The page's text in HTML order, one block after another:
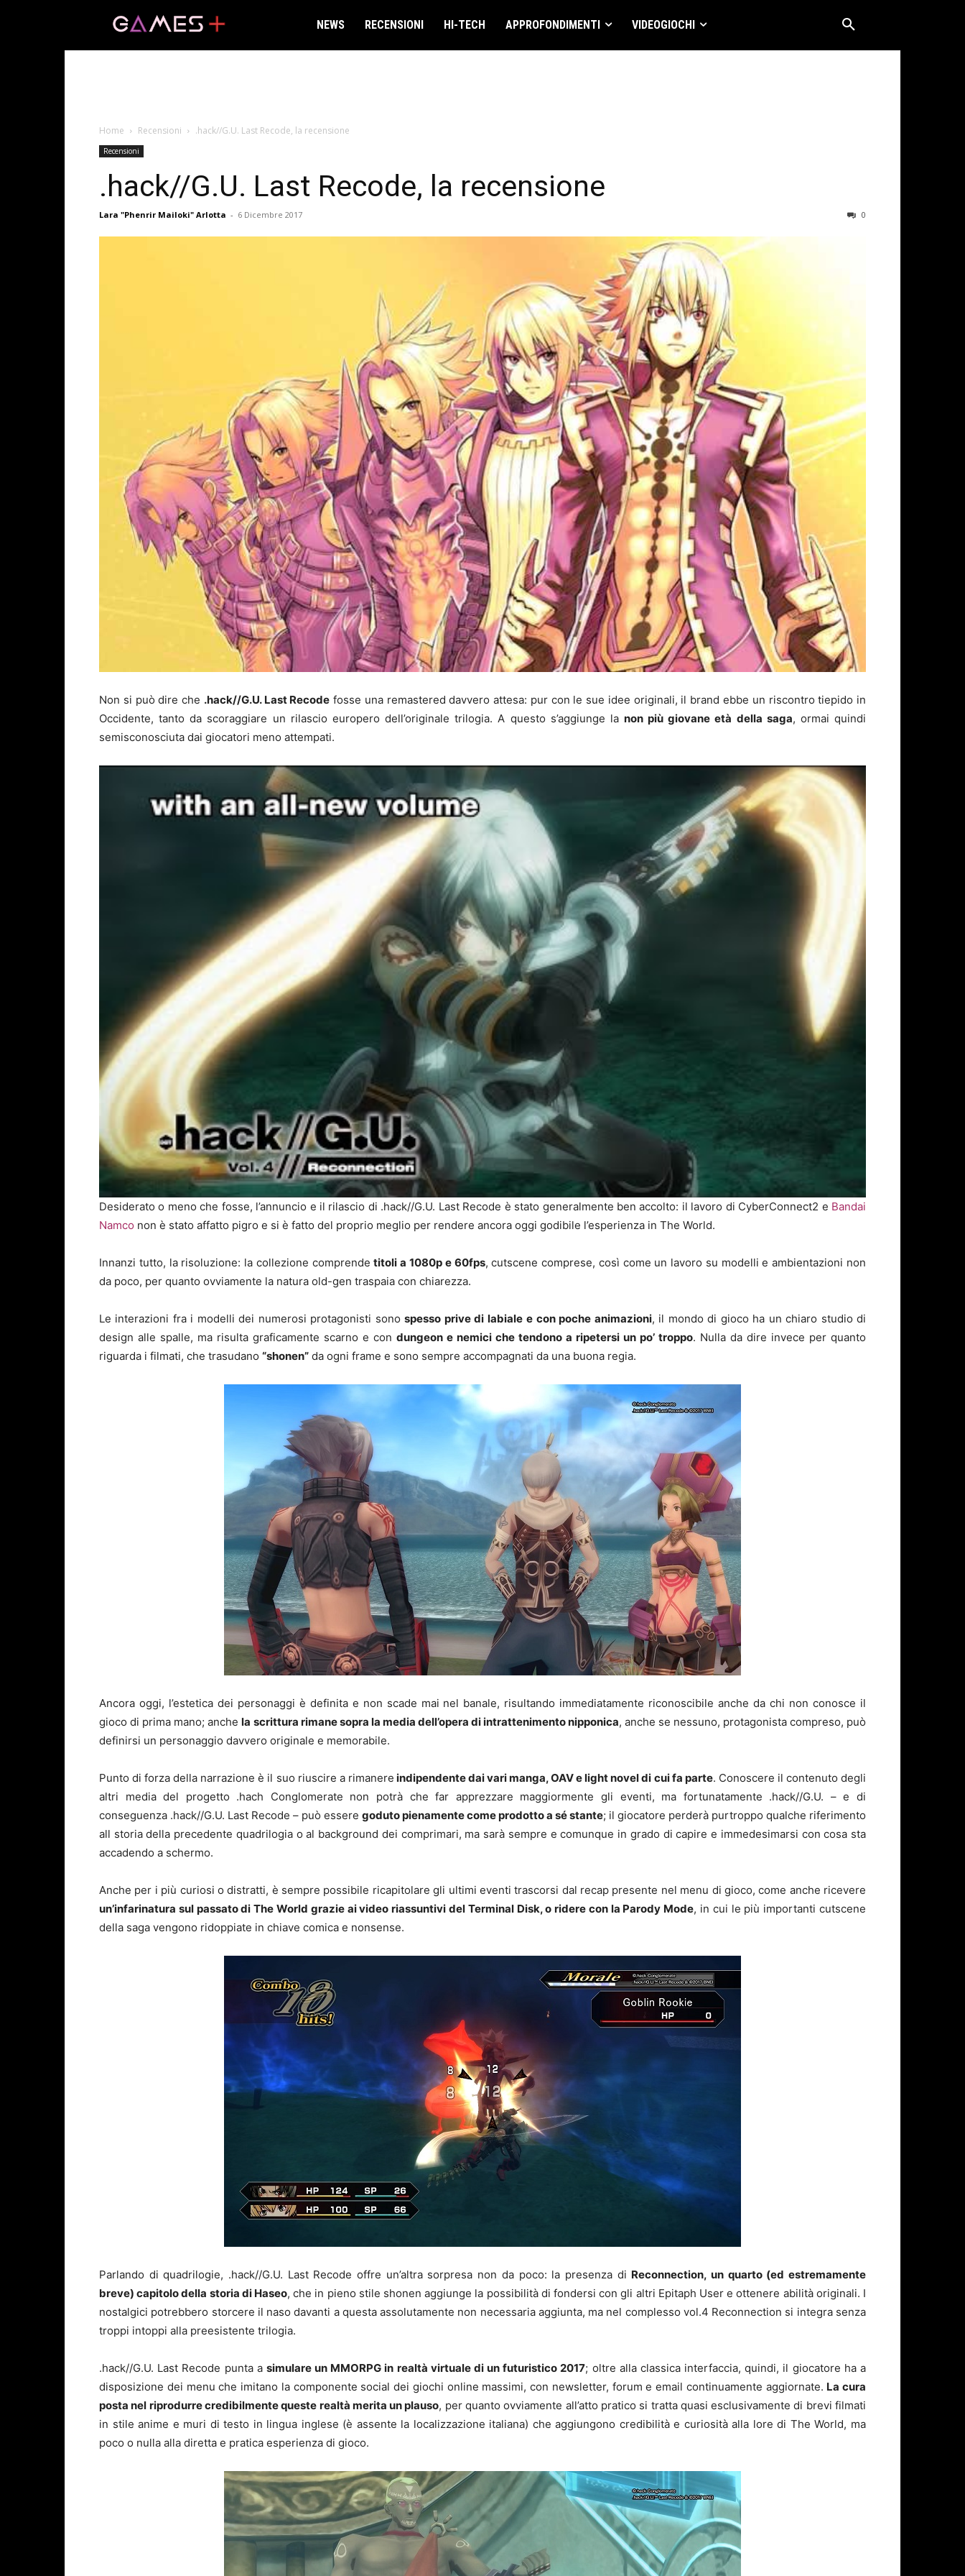
NEWS RECENSIONI HI-TECH APPROFONDIMENTI VIDEOGIOCHI
Home Recensioni .hack//G.U. Last Recode, la recensione
Recensioni
.hack//G.U. Last Recode, la recensione
Lara "Phenrir Mailoki" Arlotta - 6 Dicembre 2017 0
Non si può dire che .hack//G.U. Last Recode fosse una remastered davvero attesa: pur con le sue idee originali, il brand ebbe un riscontro tiepido in
Occidente, tanto da scoraggiare un rilascio europero dell’originale trilogia. A questo s’aggiunge la non più giovane età della saga, ormai quindi
semisconosciuta dai giocatori meno attempati.
Desiderato o meno che fosse, l’annuncio e il rilascio di .hack//G.U. Last Recode è stato generalmente ben accolto: il lavoro di CyberConnect2 e Bandai
Namco non è stato affatto pigro e si è fatto del proprio meglio per rendere ancora oggi godibile l’esperienza in The World.
Innanzi tutto, la risoluzione: la collezione comprendetitoli a 1080p e 60fps, cutscene comprese, così come un lavoro su modelli e ambientazioni non
da poco, per quanto ovviamente la natura old-gen traspaia con chiarezza.
Le interazioni fra i modelli dei numerosi protagonisti sonospesso prive di labiale e con poche animazioni, il mondo di gioco ha un chiaro studio di
design alle spalle, ma risulta graficamente scarno e con dungeon e nemici che tendono a ripetersi un po’ troppo. Nulla da dire invece per quanto
riguarda i filmati, che trasudano “shonen” da ogni frame e sono sempre accompagnati da una buona regia.
Ancora oggi, l’estetica dei personaggi è definita e non scade mai nel banale, risultando immediatamente riconoscibile anche da chi non conosce il
gioco di prima mano; anche la scrittura rimane sopra la media dell’opera di intrattenimento nipponica, anche se nessuno, protagonista compreso, può
definirsi un personaggio davvero originale e memorabile.
Punto di forza della narrazione è il suo riuscire a rimanere indipendente dai vari manga, OAV e light novel di cui fa parte. Conoscere il contenuto degli
altri media del progetto .hach Conglomerate non potrà che far apprezzare maggiormente gli eventi, ma fortunatamente .hack//G.U. – e di
conseguenza .hack//G.U. Last Recode – può essere goduto pienamente come prodotto a sé stante; il giocatore perderà purtroppo qualche riferimento
all storia della precedente quadrilogia o al background dei comprimari, ma sarà sempre e comunque in grado di capire e immedesimarsi con cosa sta
accadendo a schermo.
Anche per i più curiosi o distratti, è sempre possibile ricapitolare gli ultimi eventi trascorsi dal recap presente nel menu di gioco, come anche ricevere
un’infarinatura sul passato di The World grazie ai video riassuntivi del Terminal Disk, o ridere con la Parody Mode, in cui le più importanti cutscene
della saga vengono ridoppiate in chiave comica e nonsense.
Parlando di quadrilogie, .hack//G.U. Last Recode offre un’altra sorpresa non da poco: la presenza di Reconnection, un quarto (ed estremamente
breve) capitolo della storia di Haseo, che in pieno stile shonen aggiunge la possibilità di fondersi con gli altri Epitaph User e ottenere abilità originali. I
nostalgici potrebbero storcere il naso davanti a questa assolutamente non necessaria aggiunta, ma nel complesso vol.4 Reconnection si integra senza
troppi intoppi alla preesistente trilogia.
.hack//G.U. Last Recode punta a simulare un MMORPG in realtà virtuale di un futuristico 2017; oltre alla classica interfaccia, quindi, il giocatore ha a
disposizione dei menu che imitano la componente social dei giochi online massimi, con newsletter, forum e email continuamente aggiornate. La cura
posta nel riprodurre credibilmente queste realtà merita un plauso, per quanto ovviamente all’atto pratico si tratta quasi esclusivamente di brevi filmati
in stile anime e muri di testo in lingua inglese (è assente la localizzazione italiana) che aggiungono credibilità e curiosità alla lore di The World, ma
poco o nulla alla diretta e pratica esperienza di gioco.